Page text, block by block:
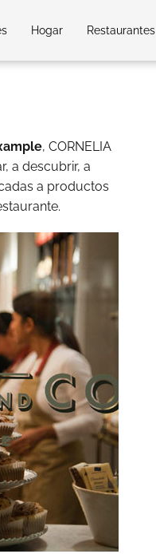
Hogar Restaurantes
, CORNELIA
a descubrir, a
a productos